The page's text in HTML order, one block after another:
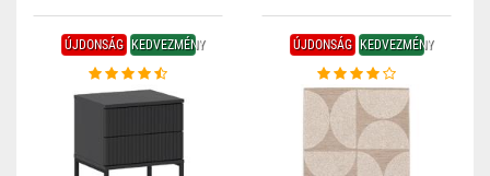
ÚJDONSÁG KEDVEZMÉNY ÚJDONSÁG KEDVEZMÉNY